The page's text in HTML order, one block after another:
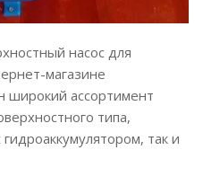
насос для
магазине
широкий ассортимент
типа,
так и